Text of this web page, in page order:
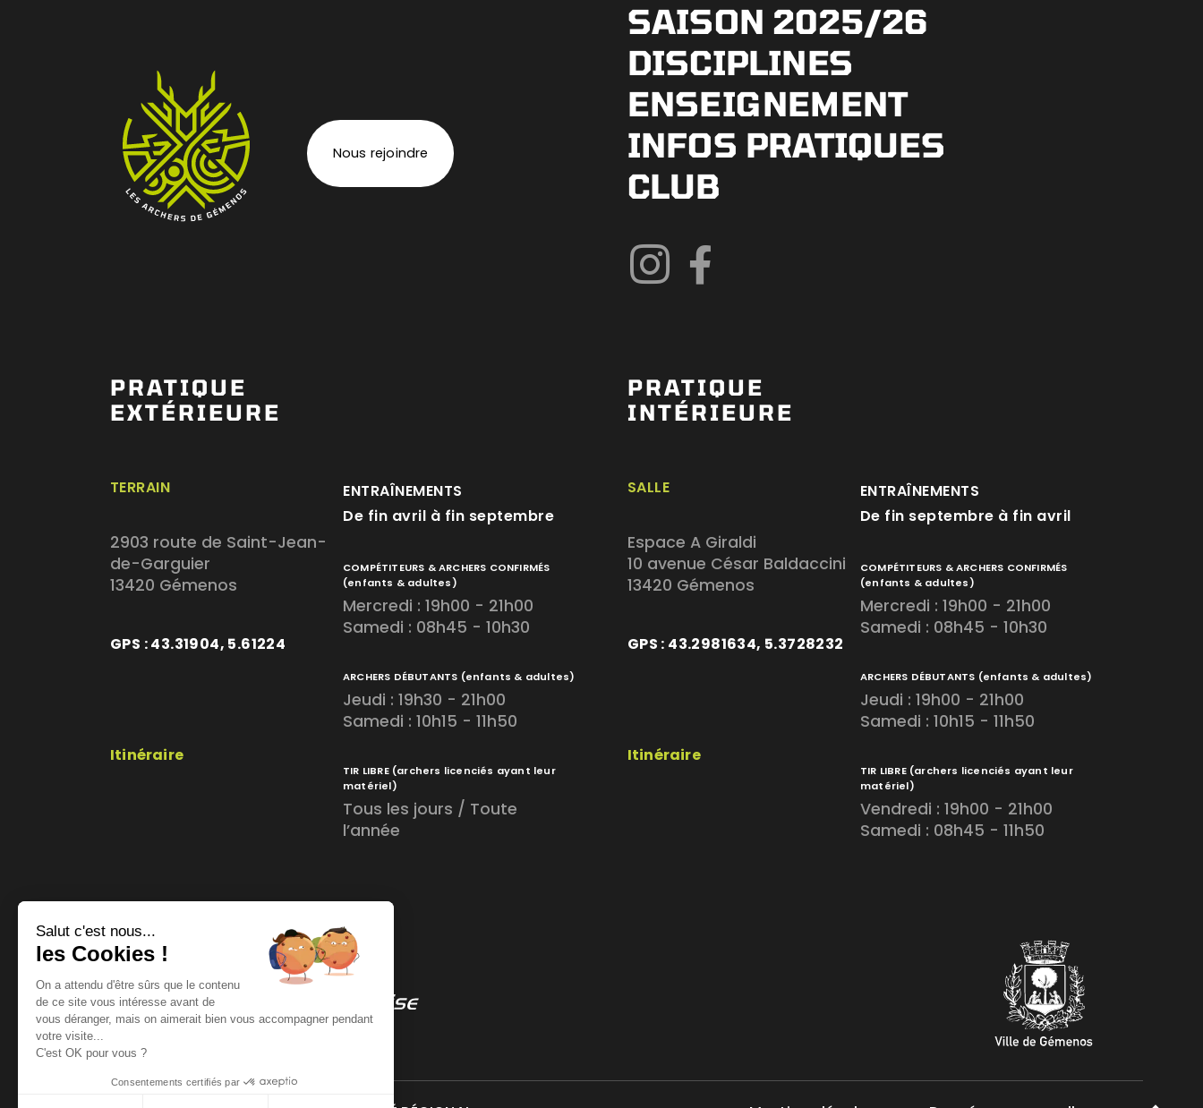
Nous rejoindre
SAISON 2025/26
DISCIPLINES
ENSEIGNEMENT
INFOS PRATIQUES
CLUB
PRATIQUE
EXTÉRIEURE
TERRAIN
2903 route de Saint-Jean-
de-Garguier
13420 Gémenos
GPS : 43.31904, 5.61224
Itinéraire
ENTRAÎNEMENTS
De fin avril à fin septembre
COMPÉTITEURS & ARCHERS CONFIRMÉS
(enfants & adultes)
Mercredi : 19h00 - 21h00
Samedi : 08h45 - 10h30
ARCHERS DÉBUTANTS (enfants & adultes)
Jeudi : 19h30 - 21h00
Samedi : 10h15 - 11h50
TIR LIBRE (archers licenciés ayant leur
matériel)
Tous les jours / Toute
l’année
PRATIQUE
INTÉRIEURE
SALLE
Espace A Giraldi
10 avenue César Baldaccini
13420 Gémenos
GPS : 43.2981634, 5.3728232
Itinéraire
ENTRAÎNEMENTS
De fin septembre à fin avril
COMPÉTITEURS & ARCHERS CONFIRMÉS
(enfants & adultes)
Mercredi : 19h00 - 21h00
Samedi : 08h45 - 10h30
ARCHERS DÉBUTANTS (enfants & adultes)
Jeudi : 19h00 - 21h00
Samedi : 10h15 - 11h50
TIR LIBRE (archers licenciés ayant leur
matériel)
Vendredi : 19h00 - 21h00
Samedi : 08h45 - 11h50
Salut c'est nous...
les Cookies !
On a attendu d'être sûrs que le contenu
de ce site vous intéresse avant de
vous déranger, mais on aimerait bien vous accompagner pendant
votre visite...
C'est OK pour vous ?
Consentements certifiés par